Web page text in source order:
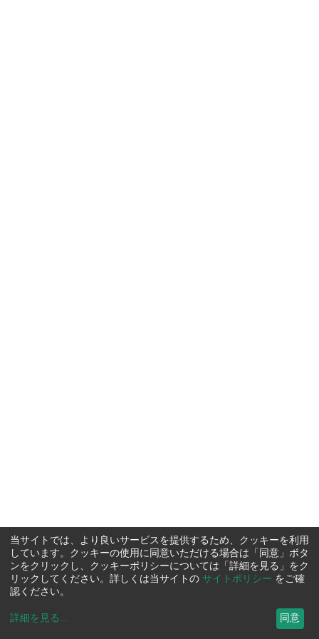
当サイトでは、より良いサービスを提供するため、クッキーを利用
しています。クッキーの使用に同意いただける場合は「同意」ボタ
ンをクリックし、クッキーポリシーについては「詳細を見る」をク
リックしてください。詳しくは当サイトの サイトポリシー をご確
認ください。
詳細を見る ... 同意